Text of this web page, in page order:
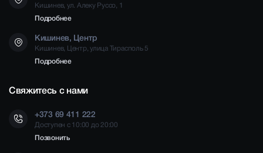
Кишинев, ул. Алеку Руссо, 1
Подробнее
Кишинев, Центр
Кишинев, Центр, улица Тирасполь 5
Подробнее
Свяжитесь с нами
+373 69 411 222
Доступен с 10:00 до 20:00
Позвонить